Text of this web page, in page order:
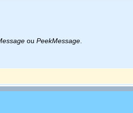
ou PeekMessage